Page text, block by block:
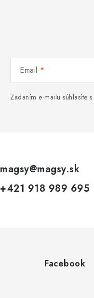
Email
Zadaním e-mailu súhlasíte s
magsy@magsy.sk
+421 918 989 695
Facebook